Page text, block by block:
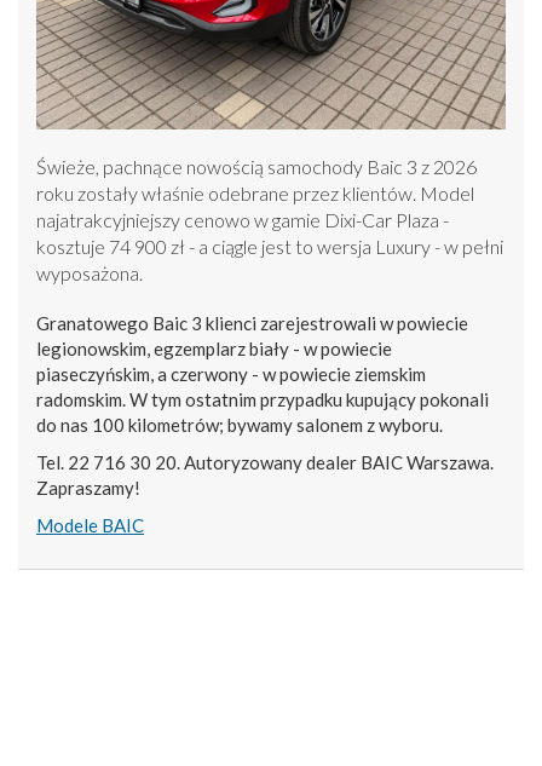
Świeże, pachnące nowością samochody Baic 3 z 2026
roku zostały właśnie odebrane przez klientów. Model
najatrakcyjniejszy cenowo w gamie Dixi-Car Plaza -
kosztuje 74 900 zł - a ciągle jest to wersja Luxury - w pełni
wyposażona.
Granatowego Baic 3 klienci zarejestrowali w powiecie
legionowskim, egzemplarz biały - w powiecie
piaseczyńskim, a czerwony - w powiecie ziemskim
radomskim. W tym ostatnim przypadku kupujący pokonali
do nas 100 kilometrów; bywamy salonem z wyboru.
Tel. 22 716 30 20. Autoryzowany dealer BAIC Warszawa.
Zapraszamy!
Modele BAIC